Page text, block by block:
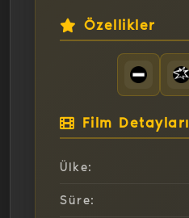
Özellikler
Film Detayları
Ülke:
Süre: